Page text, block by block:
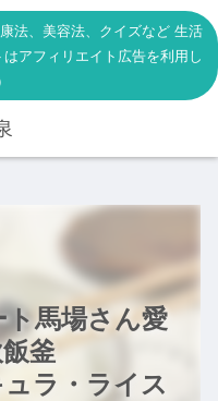
法、美容法、クイズなど 生活
アフィリエイト広告を利用し
馬場さん愛
釜
ラ・ライス